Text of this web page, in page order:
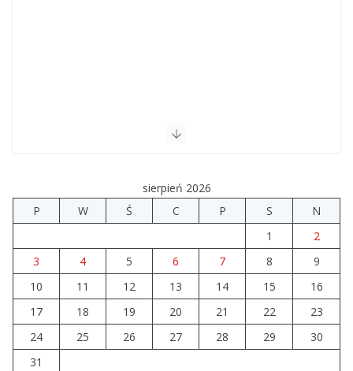
sierpień 2026
P
W Ś C P S
N
1
2
3
4 5 6 7 8
9
10
11 12 13 14 15
16
17
18 19 20 21 22
23
24
25 26 27 28 29
30
31